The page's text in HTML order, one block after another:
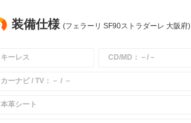
装備仕様 (フェラーリ SF90ストラダーレ 大阪府)
キーレス CD/MD：－/－
カーナビ / TV：－ / －
本革シート